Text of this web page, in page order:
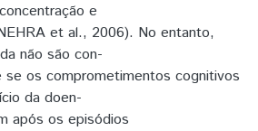
e
et al., 2006). No entanto,
não são con-
se os comprometimentos cognitivos
da doen-
após os episódios